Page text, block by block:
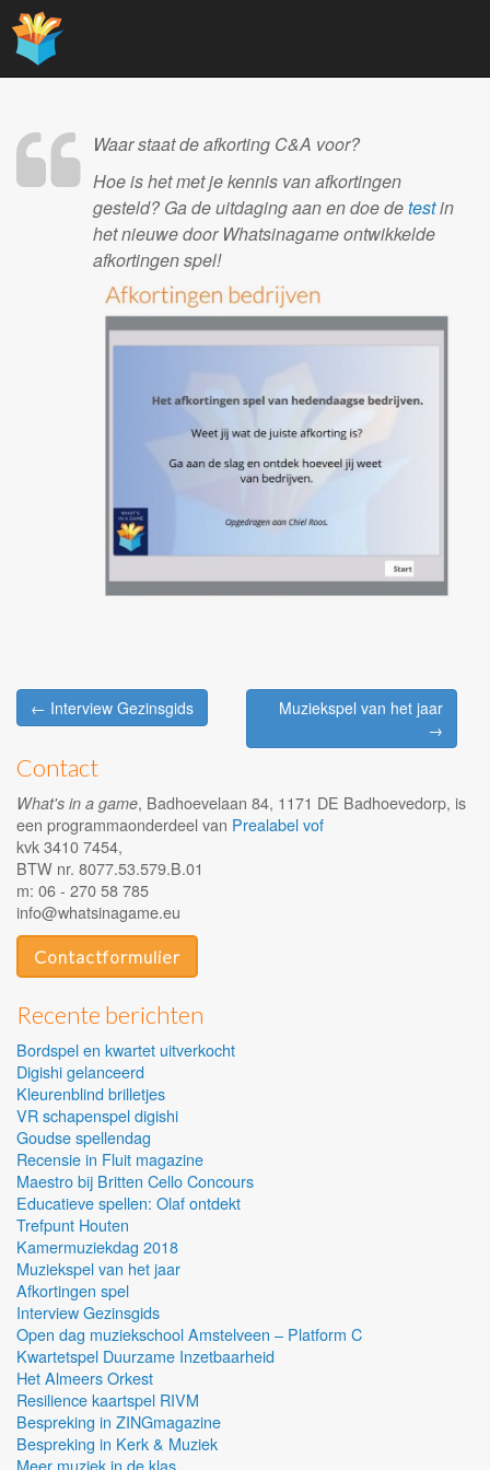
content
Waar staat de afkorting C&A voor?
Hoe is het met je kennis van afkortingen
gesteld? Ga de uitdaging aan en doe detestin
het nieuwe door Whatsinagame ontwikkelde
afkortingen spel!
Post
navigation
← Interview Gezinsgids
Muziekspel van het jaar
→
Contact
What's in a game, Badhoevelaan 84, 1171 DE Badhoevedorp, is
een programmaonderdeel van Prealabel vof
kvk 3410 7454,
BTW nr. 8077.53.579.B.01
m: 06 - 270 58 785
info@whatsinagame.eu
Contactformulier
Recente berichten
Bordspel en kwartet uitverkocht
Digishi gelanceerd
Kleurenblind brilletjes
VR schapenspel digishi
Goudse spellendag
Recensie in Fluit magazine
Maestro bij Britten Cello Concours
Educatieve spellen: Olaf ontdekt
Trefpunt Houten
Kamermuziekdag 2018
Muziekspel van het jaar
Afkortingen spel
Interview Gezinsgids
Open dag muziekschool Amstelveen – Platform C
Kwartetspel Duurzame Inzetbaarheid
Het Almeers Orkest
Resilience kaartspel RIVM
Bespreking in ZINGmagazine
Bespreking in Kerk & Muziek
Meer muziek in de klas